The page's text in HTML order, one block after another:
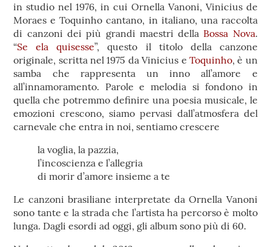
in studio nel 1976, in cui Ornella Vanoni, Vinicius de
Moraes e Toquinho cantano, in italiano, una raccolta
di canzoni dei più grandi maestri della Bossa Nova.
“Se ela quisesse”, questo il titolo della canzone
originale, scritta nel 1975 da Vinicius e Toquinho, è un
samba che rappresenta un inno all’amore e
all’innamoramento. Parole e melodia si fondono in
quella che potremmo definire una poesia musicale, le
emozioni crescono, siamo pervasi dall’atmosfera del
carnevale che entra in noi, sentiamo crescere
la voglia, la pazzia,
l’incoscienza e l’allegria
di morir d’amore insieme a te
Le canzoni brasiliane interpretate da Ornella Vanoni
sono tante e la strada che l’artista ha percorso è molto
lunga. Dagli esordi ad oggi, gli album sono più di 60.